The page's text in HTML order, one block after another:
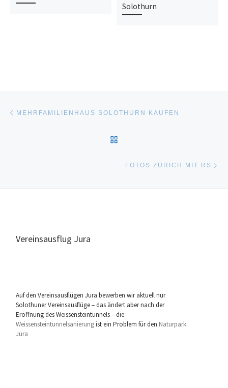
Solothurn
MEHRFAMILIENHAUS SOLOTHURN KAUFEN
FOTOS ZÜRICH MIT RS
Vereinsausflug Jura
Auf den Vereinsausflügen Jura bewerben wir aktuell nur
Solothuner Vereinsausflüge – das ändert aber nach der
Eröffnung des Weissensteintunnels – die
Weissensteintunnelsanierungist ein Problem für den Naturpark
Jura